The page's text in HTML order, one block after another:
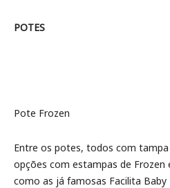
POTES
Pote Frozen
Entre os potes, todos com
opções com estampas de Frozen
como as já famosas Facilita Baby